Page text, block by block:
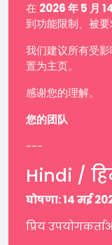
在 2026 年 5 月
到功能限制、被要
我们建议所有受
置为主页。
感谢您的理解。
您的团队
---
Hindi /
घोषणा: 14 मई
प्रिय